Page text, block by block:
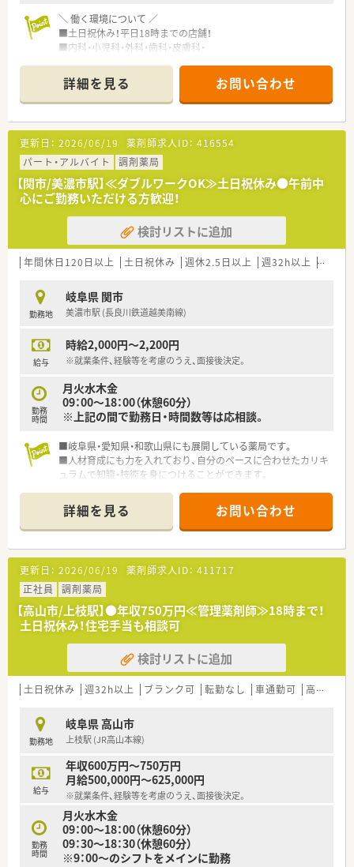
＼ 働く環境について ／
■土日祝休み！平日18時までの店舗！
■内科・小児科・外科・歯科・皮膚科・
複数科目を対応できスキルアップできます！
■処方箋は1日に35枚ほど。
薬剤師1名体制ですが、事務さんもいらっしゃいます。
自分のペースでお仕事できる環境です◎
＼ こんな方にオススメ ／
★キャリアアップ・スキルアップを希望する方！
■全ての社員が着実に自身のキャリアを高めていける仕組みづ
くりを行っています。
薬剤師として必要な基礎知識の習得から、薬剤師の年齢や経験、
実績などを踏まえ、
段階的にさまざまな研修や勉強会を開催し、個々の成長を幅広く
サポートしています。
■独立希望者をサポートしています！
調剤薬局の新規開業を推進するために、独立希望の方には支援を
しております。
ッケージを整備しています。
開業を考える方を万全の態勢で支援しますので、独立を考えてい
＼ 福利厚生・教育制度について ／
■福利厚生や育児休暇等を充実
実しております。
育児休業では、1歳に満たないお子様を養育する為に男女問わず
育児休業が取得可能です。
ます。
介護休業、介護休暇も制度として整え、介護理由での休業を取得
できるようにしています。
てる場を大切にしています。
■全5段階の充実した教育制度
目指したいキャリア形成に向け、全5段階の制度がございます。
STEP1.中途社員研修ビジネスマナー・オリエンテーション・
OJT（配属予定店舗実務研修）
STEP2. 社員研修/実践調剤・コミュニケーション・レベルに応じ
たスキルアップ・在宅調剤実務
STEP3.管理薬剤師研修/マネジメント・接遇指導者・コミュニケ
ーション
スキル等
STEP5.マネージャー・経営研修/人材管理・薬局長サポート・予算・
実務管理・部門運営スキル等
その他にも外部研修や資格取得のサポートも手厚い会社です。
＼ こんな会社です ／
■岐阜東部を中心に店舗展開しております。
ドミナント戦略で出店をしており、近隣店舗からの応援やヘルプ
体制を整えております。
地域に密着し、患者に寄り添った調剤業務・在宅医療サービスを
詳細を見る お問い合わせ
更新日： 2026/06/19 薬剤師求人ID： 416554
パート・アルバイト
調剤薬局
【関市/美濃市駅】≪ダブルワークOK≫土日祝休み●午前中
心にご勤務いただける方歓迎！
検討リストに追加
年間休日120日以上 土日祝休み 週休2.5日以上 週32h以上 Ｗワ
勤務地
岐阜県 関市
美濃市駅 (長良川鉄道越美南線)
給与
時給2,000円～2,200円
※就業条件、経験等を考慮のうえ、面接後決定。
勤務
時間
月火水木金
09：00～18：00（休憩60分）
※上記の間で勤務日・時間数等は応相談。
■岐阜県・愛知県・和歌山県にも展開している薬局です。
■人材育成にも力を入れており、自分のペースに合わせたカリキ
ュラムで知識・技術を身につけることができます。
詳細を見る お問い合わせ
更新日： 2026/06/19 薬剤師求人ID： 411717
正社員
調剤薬局
【高山市/上枝駅】●年収750万円≪管理薬剤師≫18時まで！
土日祝休み！住宅手当も相談可
検討リストに追加
土日祝休み 週32h以上 ブランク可 転勤なし 車通勤可 高給与(600万円以上)
勤務地
岐阜県 高山市
上枝駅 (JR高山本線)
給与
年収600万円～750万円
月給500,000円～625,000円
※就業条件、経験等を考慮のうえ、面接後決定。
勤務
時間
月火水木金
09：00～18：00（休憩60分）
09：30～18：30（休憩60分）
※9：00～のシフトをメインに勤務